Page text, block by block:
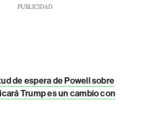
PUBLICIDAD
de espera de Powell sobre
Trump es un cambio con